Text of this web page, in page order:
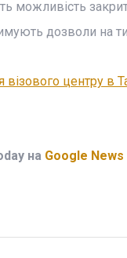
можливість
дозволи на
візового центру в
на Google News